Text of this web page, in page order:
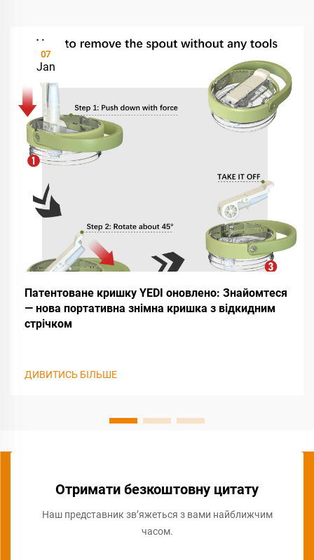
07
Jan
Патентоване кришку YEDI оновлено: Знайомтеся
— нова портативна знімна кришка з відкидним
стрічком
ДИВИТИСЬ БІЛЬШЕ
Отримати безкоштовну цитату
Наш представник зв’яжеться з вами найближчим
часом.